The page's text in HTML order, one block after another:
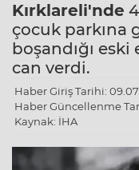
Kırklareli'nde
çocuk parkına
boşandığı eski
can verdi.
Haber Giriş Tarihi:
Haber Güncellenme
Kaynak: İHA